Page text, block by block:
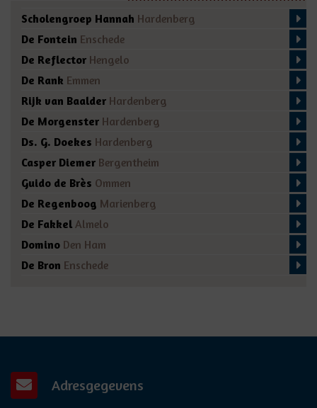
Scholengroep Hannah Hardenberg
De Fontein Enschede
De Reflector Hengelo
De Rank Emmen
Rijk van Baalder Hardenberg
De Morgenster Hardenberg
Ds. G. Doekes Hardenberg
Casper Diemer Bergentheim
Guido de Brès Ommen
De Regenboog Marienberg
De Fakkel Almelo
Domino Den Ham
De Bron Enschede
Adresgegevens